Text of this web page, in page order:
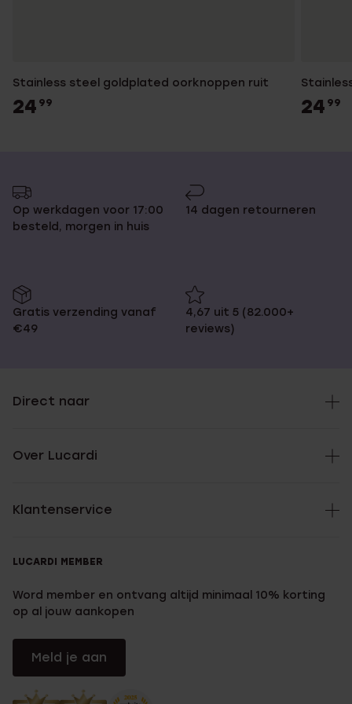
Stainless steel goldplated oorknoppen ruit
24 99 24 99
Op werkdagen voor 17:00
besteld, morgen in huis
14 dagen retourneren
Gratis verzending vanaf
€49
4,67 uit 5 (82.000+
reviews)
Direct naar
Over Lucardi
Klantenservice
LUCARDI MEMBER
Word member en ontvang altijd minimaal 10% korting
op al jouw aankopen
Meld je aan